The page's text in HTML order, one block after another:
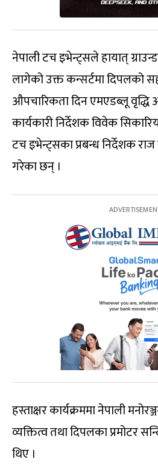
नेपाली टच इभेन्ट्सले हायात्
लागेको उक्त कन्सर्टमा दिपलको
औपचारिकता दिन एमएडब्लू वृद्धि
कार्यकारी निर्देशक विवेक
टच इभेन्ट्सका प्रबन्ध निर्देशक राज
गरेका छन् ।
हस्ताक्षर कार्यक्रममा नेपाली
व्यक्तित्व तथा दिपलका प्रमोटर
थिए ।